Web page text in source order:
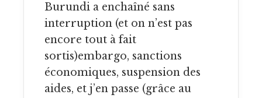
Burundi a enchaîné sans
interruption (et on n’est pas
encore tout à fait
sortis)embargo, sanctions
économiques, suspension des
aides, et j’en passe (grâce au